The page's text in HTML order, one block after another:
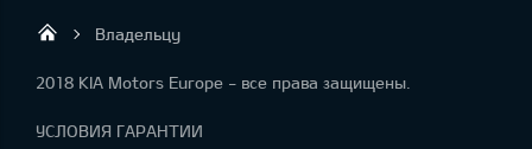
Rael Autokeskus OÜ
Владельцу
2018 KIA Motors Europe - все права защищены.
УСЛОВИЯ ГАРАНТИИ